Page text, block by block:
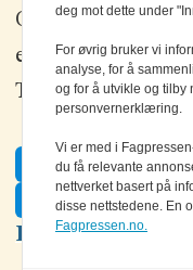
Olav Brunborgs
epost:
Tips oss:
Facebook
Twitter
LinkedIn
deg mot dette under
For øvrig bruker vi
analyse, for å
og for å utvikle og tilby
personvernerklæring.
Vi er med i
du få relevante
nettverket basert på
disse nettstedene. En
Fagpressen.no.